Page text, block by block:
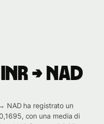
→ NAD
NAD ha registrato un
con una media di